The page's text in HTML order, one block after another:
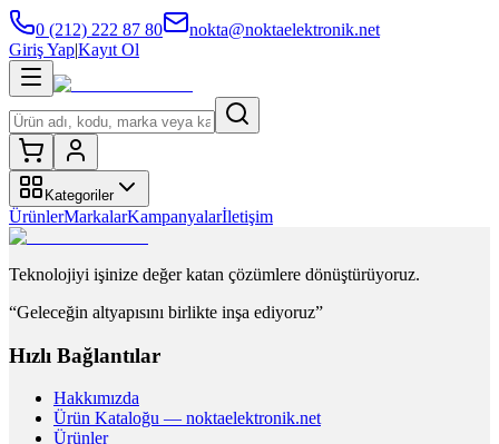
0 (212) 222 87 80
nokta@noktaelektronik.net
Giriş Yap|Kayıt Ol
Kategoriler
ÜrünlerMarkalarKampanyalarİletişim
Teknolojiyi işinize değer katan çözümlere dönüştürüyoruz.
“Geleceğin altyapısını birlikte inşa ediyoruz”
Hızlı Bağlantılar
Hakkımızda
Ürün Kataloğu — noktaelektronik.net
Ürünler